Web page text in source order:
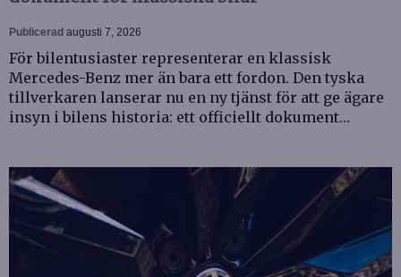
Publicerad augusti 7, 2026
För bilentusiaster representerar en klassisk
Mercedes-Benz mer än bara ett fordon. Den tyska
tillverkaren lanserar nu en ny tjänst för att ge ägare
insyn i bilens historia: ett officiellt dokument…